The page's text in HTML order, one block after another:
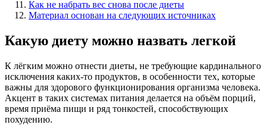
Как не набрать вес снова после диеты
Материал основан на следующих источниках
Какую диету можно назвать легкой
К лёгким можно отнести диеты, не требующие кардинального
исключения каких-то продуктов, в особенности тех, которые
важны для здорового функционирования организма человека.
Акцент в таких системах питания делается на объём порций,
время приёма пищи и ряд тонкостей, способствующих
похудению.